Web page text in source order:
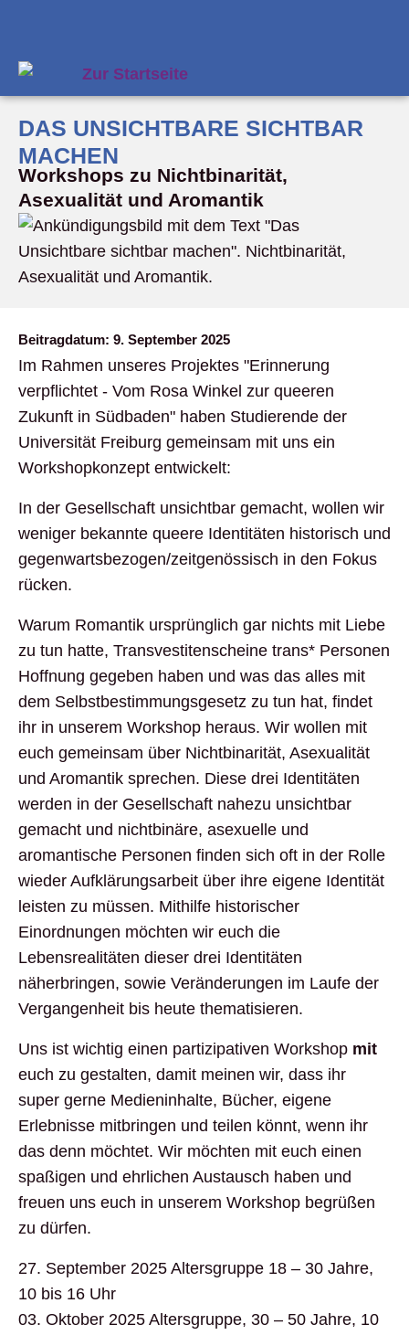
DAS UNSICHTBARE SICHTBAR
MACHEN
Workshops zu Nichtbinarität,
Asexualität und Aromantik
Beitragdatum: 9. September 2025
Im Rahmen unseres Projektes "Erinnerung
verpflichtet - Vom Rosa Winkel zur queeren
Zukunft in Südbaden" haben Studierende der
Universität Freiburg gemeinsam mit uns ein
Workshopkonzept entwickelt:
In der Gesellschaft unsichtbar gemacht, wollen wir
weniger bekannte queere Identitäten historisch und
gegenwartsbezogen/zeitgenössisch in den Fokus
rücken.
Warum Romantik ursprünglich gar nichts mit Liebe
zu tun hatte, Transvestitenscheine trans* Personen
Hoffnung gegeben haben und was das alles mit
dem Selbstbestimmungsgesetz zu tun hat, findet
ihr in unserem Workshop heraus. Wir wollen mit
euch gemeinsam über Nichtbinarität, Asexualität
und Aromantik sprechen. Diese drei Identitäten
werden in der Gesellschaft nahezu unsichtbar
gemacht und nichtbinäre, asexuelle und
aromantische Personen finden sich oft in der Rolle
wieder Aufklärungsarbeit über ihre eigene Identität
leisten zu müssen. Mithilfe historischer
Einordnungen möchten wir euch die
Lebensrealitäten dieser drei Identitäten
näherbringen, sowie Veränderungen im Laufe der
Vergangenheit bis heute thematisieren.
Uns ist wichtig einen partizipativen Workshop mit
euch zu gestalten, damit meinen wir, dass ihr
super gerne Medieninhalte, Bücher, eigene
Erlebnisse mitbringen und teilen könnt, wenn ihr
das denn möchtet. Wir möchten mit euch einen
spaßigen und ehrlichen Austausch haben und
freuen uns euch in unserem Workshop begrüßen
zu dürfen.
27. September 2025 Altersgruppe 18 – 30 Jahre,
10 bis 16 Uhr
03. Oktober 2025 Altersgruppe, 30 – 50 Jahre, 10